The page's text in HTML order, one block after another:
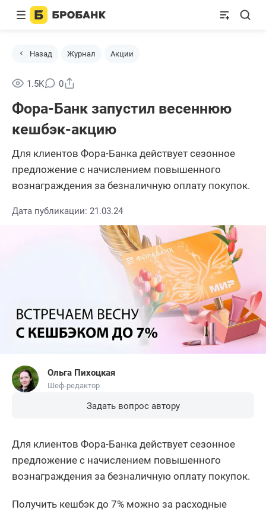
Назад Журнал Акции
1.5K 0
Фора-Банк запустил весеннюю
кешбэк-акцию
Для клиентов Фора-Банка действует сезонное
предложение с начислением повышенного
вознаграждения за безналичную оплату покупок.
Дата публикации: 21.03.24
Ольга Пихоцкая
Шеф-редактор
Задать вопрос автору
Для клиентов Фора-Банка действует сезонное
предложение с начислением повышенного
вознаграждения за безналичную оплату покупок.
Получить кешбэк до 7% можно за расходные